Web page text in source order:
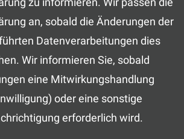
an, sobald die Änderungen der
Datenverarbeitungen dies
Wir informieren Sie, sobald
eine Mitwirkungshandlung
oder eine sonstige
erforderlich wird.